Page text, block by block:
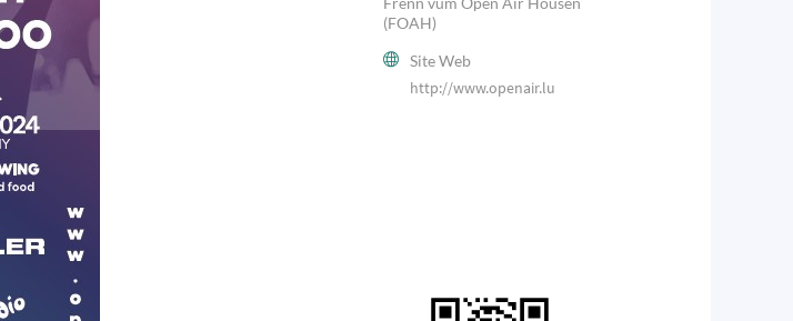
(FOAH)
Site Web
http://www.openair.lu